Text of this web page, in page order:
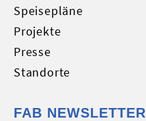
Speisepläne
Projekte
Presse
Standorte
FAB NEWSLETTER